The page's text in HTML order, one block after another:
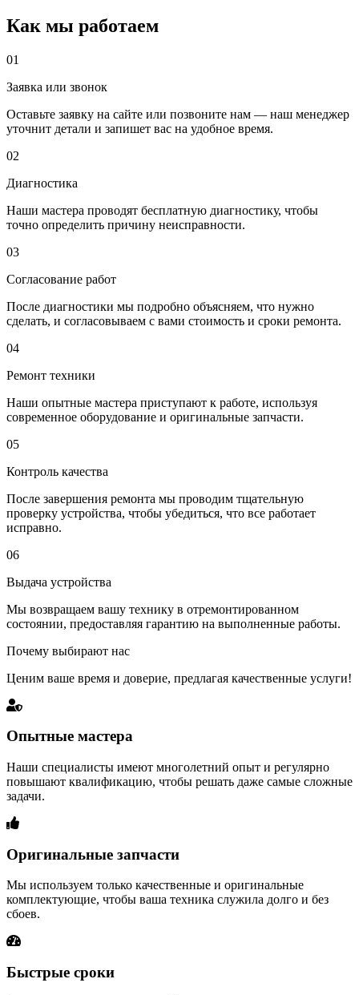
Как мы работаем
01
Заявка или звонок
Оставьте заявку на сайте или позвоните нам — наш менеджер
уточнит детали и запишет вас на удобное время.
02
Диагностика
Наши мастера проводят бесплатную диагностику, чтобы
точно определить причину неисправности.
03
Согласование работ
После диагностики мы подробно объясняем, что нужно
сделать, и согласовываем с вами стоимость и сроки ремонта.
04
Ремонт техники
Наши опытные мастера приступают к работе, используя
современное оборудование и оригинальные запчасти.
05
Контроль качества
После завершения ремонта мы проводим тщательную
проверку устройства, чтобы убедиться, что все работает
исправно.
06
Выдача устройства
Мы возвращаем вашу технику в отремонтированном
состоянии, предоставляя гарантию на выполненные работы.
Почему выбирают нас
Ценим ваше время и доверие, предлагая качественные услуги!
Опытные мастера
Наши специалисты имеют многолетний опыт и регулярно
повышают квалификацию, чтобы решать даже самые сложные
задачи.
Оригинальные запчасти
Мы используем только качественные и оригинальные
комплектующие, чтобы ваша техника служила долго и без
сбоев.
Быстрые сроки